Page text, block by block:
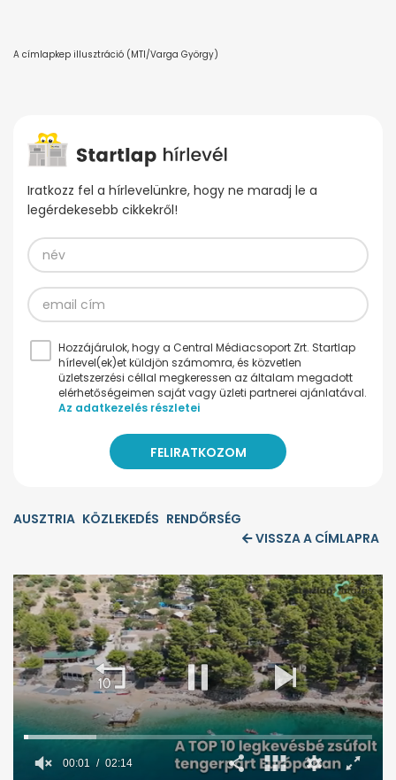
A címlapkep illusztráció (MTI/Varga György)
Iratkozz fel a hírlevelünkre, hogy ne maradj le a
legérdekesebb cikkekről!
Hozzájárulok, hogy a Central Médiacsoport Zrt. Startlap
hírlevel(ek)et küldjön számomra, és közvetlen
üzletszerzési céllal megkeressen az általam megadott
elérhetőségeimen saját vagy üzleti partnerei ajánlatával.
Az adatkezelés részletei
AUSZTRIA KÖZLEKEDÉS RENDŐRSÉG
VISSZA A CÍMLAPRA
00:02 02:14